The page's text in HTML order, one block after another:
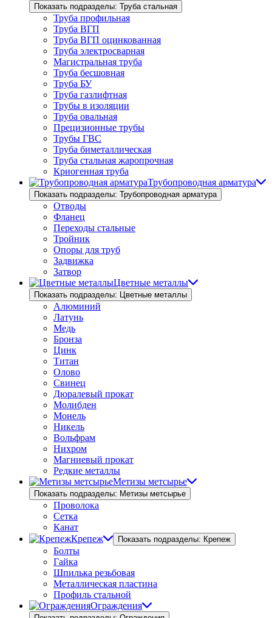
Показать подразделы: Труба стальная
Труба профильная
Труба ВГП
Труба ВГП оцинкованная
Труба электросварная
Магистральная труба
Труба бесшовная
Труба БУ
Труба газлифтная
Трубы в изоляции
Труба овальная
Прецизионные трубы
Трубы ГВС
Труба биметаллическая
Труба стальная жаропрочная
Криогенная труба
Трубопроводная арматура
Показать подразделы: Трубопроводная арматура
Отводы
Фланец
Переходы стальные
Тройник
Опоры для труб
Задвижка
Затвор
Цветные металлы
Показать подразделы: Цветные металлы
Алюминий
Латунь
Медь
Бронза
Цинк
Титан
Олово
Свинец
Дюралевый прокат
Молибден
Монель
Никель
Вольфрам
Нихром
Магниевый прокат
Редкие металлы
Метизы метсырье
Показать подразделы: Метизы метсырье
Проволока
Сетка
Канат
Крепеж
Показать подразделы: Крепеж
Болты
Гайка
Шпилька резьбовая
Металлическая пластина
Профиль стальной
Ограждения